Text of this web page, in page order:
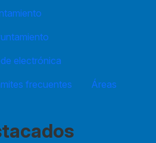
electrónica
frecuentes Áreas